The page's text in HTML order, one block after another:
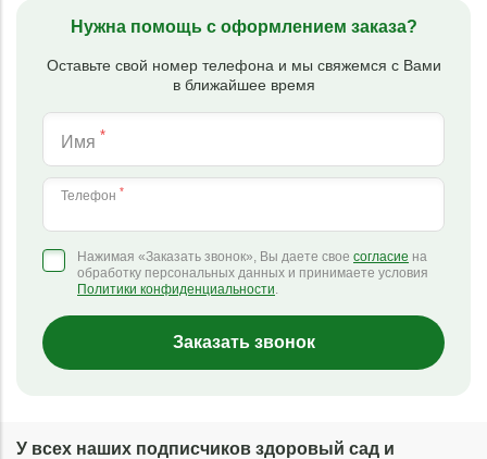
Нужна помощь с оформлением заказа?
Оставьте свой номер телефона и мы свяжемся с Вами
в ближайшее время
Имя *
Телефон *
Нажимая «Заказать звонок», Вы даете свое согласие на
обработку персональных данных и принимаете условия
Политики конфиденциальности.
Заказать звонок
У всех наших подписчиков здоровый сад и